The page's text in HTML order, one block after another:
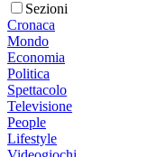
Sezioni
Cronaca
Mondo
Economia
Politica
Spettacolo
Televisione
People
Lifestyle